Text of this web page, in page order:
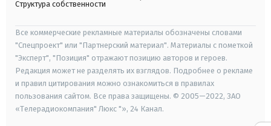
Структура собственности
Все коммерческие рекламные материалы обозначены словами
"Спецпроект" или "Партнерский материал". Материалы с пометкой
"Эксперт", "Позиция" отражают позицию авторов и героев.
Редакция может не разделять их взглядов. Подробнее о рекламе
и правил цитирования можно ознакомиться в правилах
пользования сайтом. Все права защищены. © 2005—2022, ЗАО
«Телерадиокомпания" Люкс "», 24 Канал.